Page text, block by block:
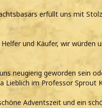
erfüllt uns mit
und Käufer, wir würden
neugierig geworden sein
Lieblich im Professor Sprout
Adventszeit und ein